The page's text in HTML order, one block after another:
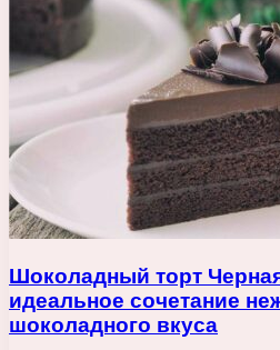
Шоколадный торт
идеальное сочетание
шоколадного вкуса